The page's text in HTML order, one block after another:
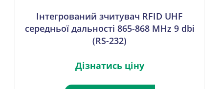
Інтегрований зчитувач RFID UHF
середньої дальності 865-868 MHz 9 dbi
(RS-232)
Дізнатись ціну